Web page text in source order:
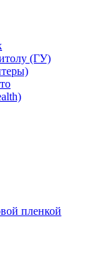
(ГУ)
пленкой